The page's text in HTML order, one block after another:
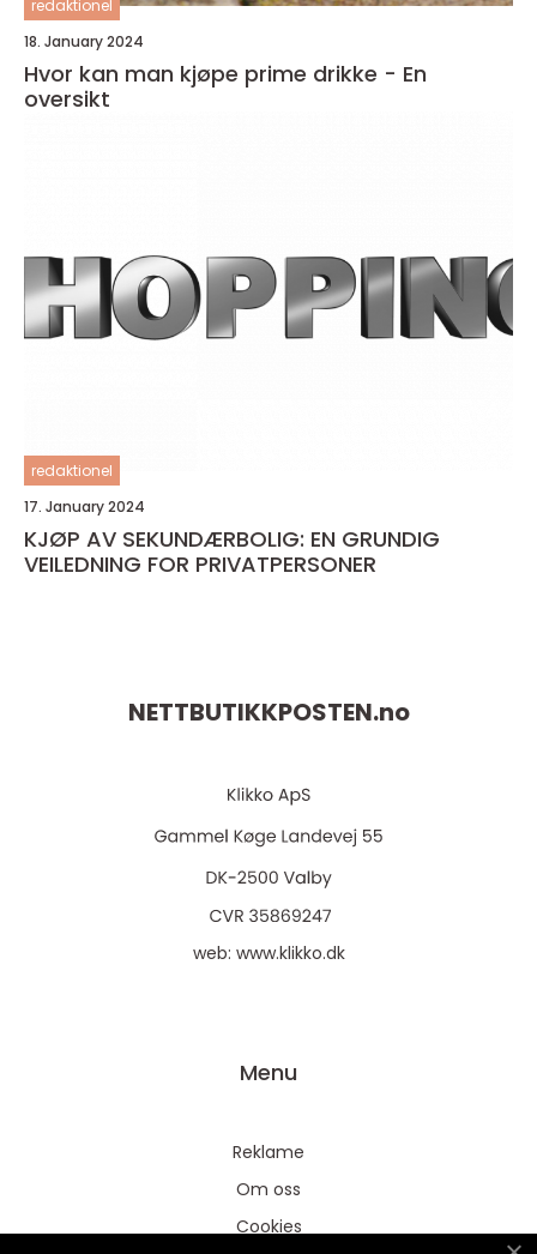
redaktionel
18. January 2024
Hvor kan man kjøpe prime drikke - En
oversikt
redaktionel
17. January 2024
KJØP AV SEKUNDÆRBOLIG: EN GRUNDIG
VEILEDNING FOR PRIVATPERSONER
NETTBUTIKKPOSTEN.no
web: www.klikko.dk
Menu
Reklame
Om oss
Cookies